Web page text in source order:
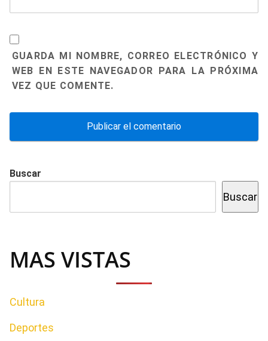
GUARDA MI NOMBRE, CORREO ELECTRÓNICO Y
WEB EN ESTE NAVEGADOR PARA LA PRÓXIMA
VEZ QUE COMENTE.
Buscar
Buscar
MAS VISTAS
Cultura
Deportes